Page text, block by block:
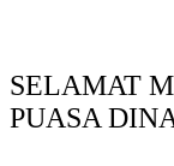
SELAMAT
PUASA